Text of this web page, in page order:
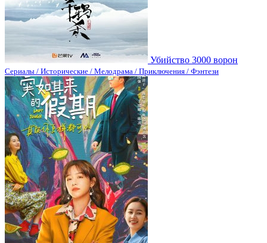
Убийство 3000 ворон
Сериалы / Исторические / Мелодрама / Приключения / Фэнтези